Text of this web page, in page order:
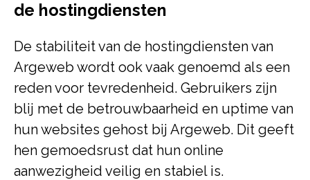
de hostingdiensten
De stabiliteit van de hostingdiensten van
Argeweb wordt ook vaak genoemd als een
reden voor tevredenheid. Gebruikers zijn
blij met de betrouwbaarheid en uptime van
hun websites gehost bij Argeweb. Dit geeft
hen gemoedsrust dat hun online
aanwezigheid veilig en stabiel is.